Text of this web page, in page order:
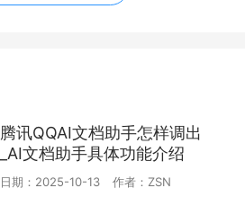
腾讯QQAI文档助手怎样调出
_AI文档助手具体功能介绍
日期：2025-10-13 作者：ZSN